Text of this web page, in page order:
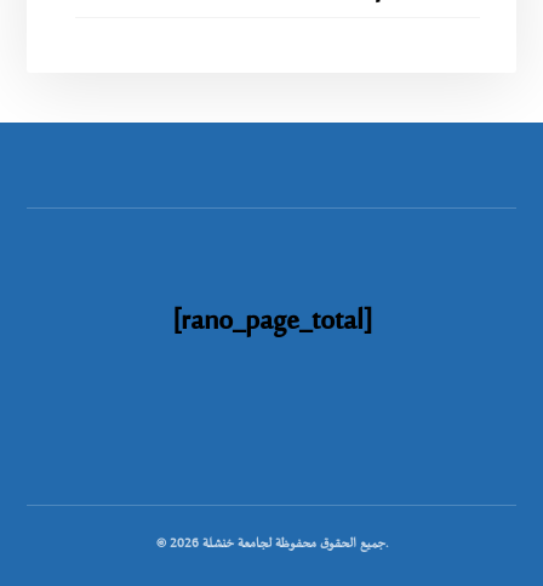
[rano_page_total]
© جميع الحقوق محفوظة لجامعة خنشلة 2026.